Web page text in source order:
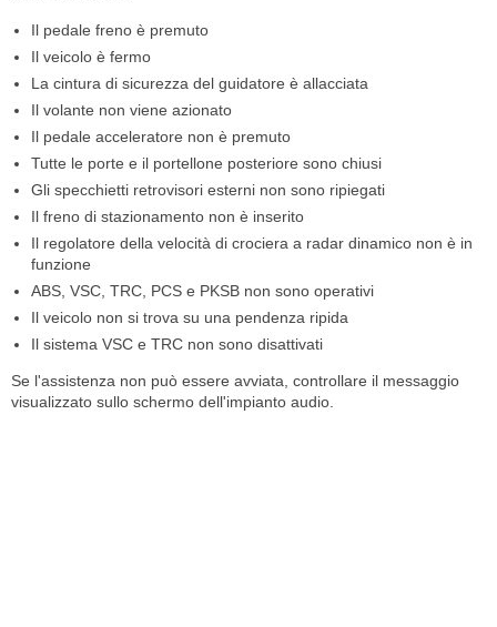
Il pedale freno è premuto
Il veicolo è fermo
La cintura di sicurezza del guidatore è allacciata
Il volante non viene azionato
Il pedale acceleratore non è premuto
Tutte le porte e il portellone posteriore sono chiusi
Gli specchietti retrovisori esterni non sono ripiegati
Il freno di stazionamento non è inserito
Il regolatore della velocità di crociera a radar dinamico non è in
funzione
ABS, VSC, TRC, PCS e PKSB non sono operativi
Il veicolo non si trova su una pendenza ripida
Il sistema VSC e TRC non sono disattivati
Se l'assistenza non può essere avviata, controllare il messaggio
visualizzato sullo schermo dell'impianto audio.